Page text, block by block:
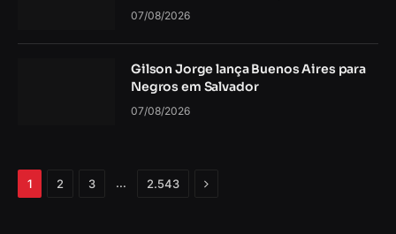
07/08/2026
Gilson Jorge lança Buenos Aires para
Negros em Salvador
07/08/2026
1 2 3 … 2.543 Próximo